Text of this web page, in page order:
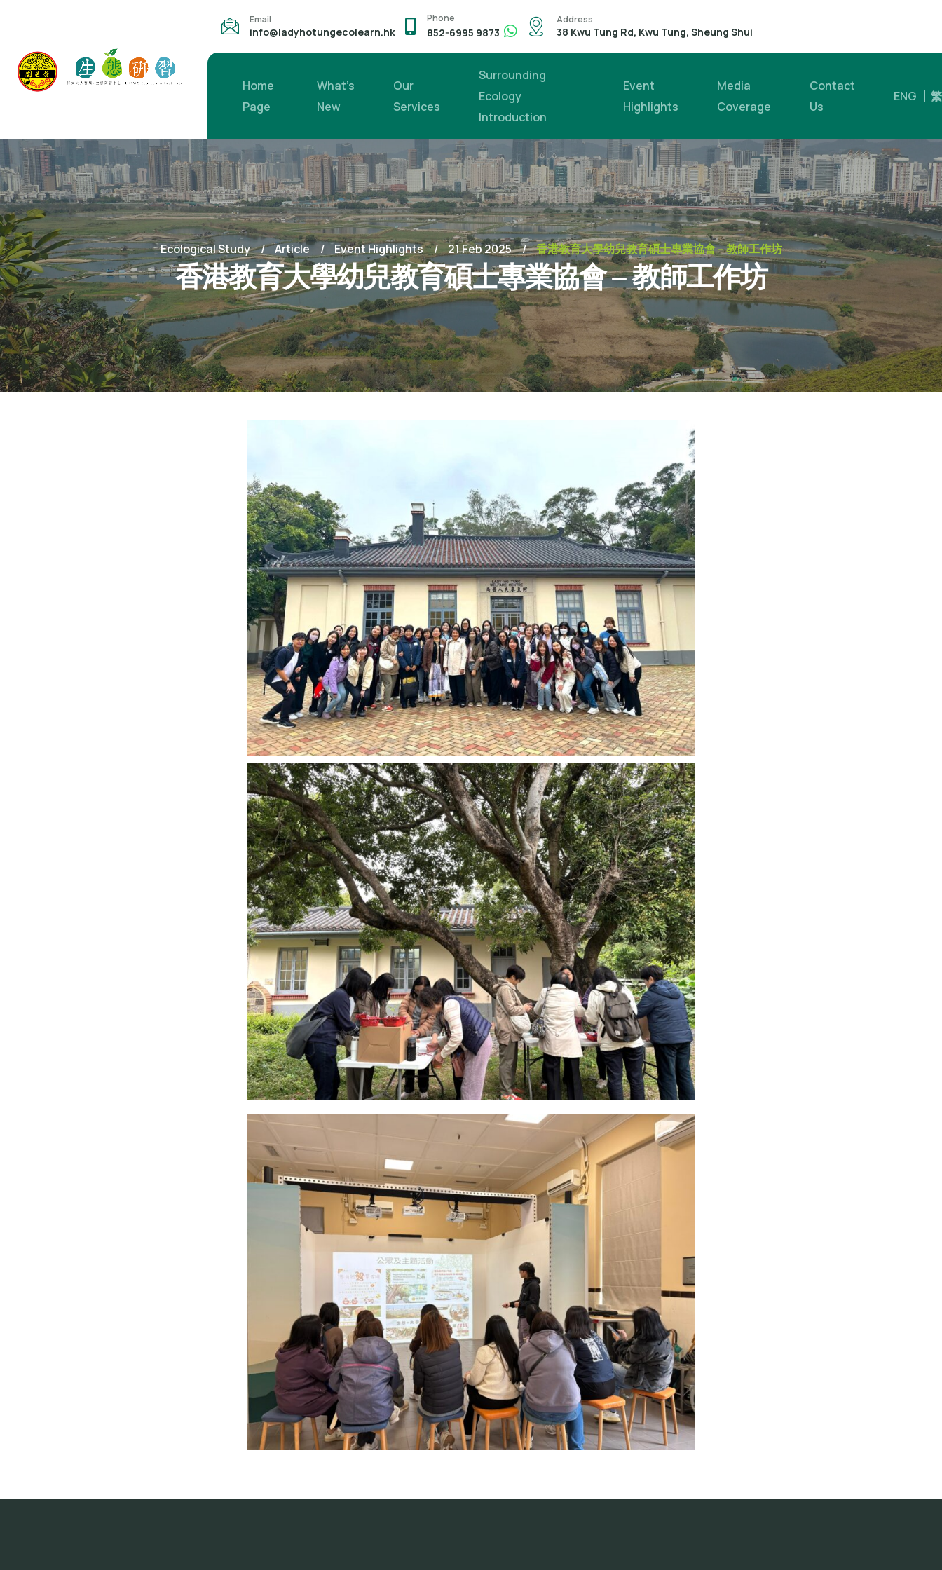
Email
info@ladyhotungecolearn.hk
Phone
852-6995 9873
Address
38 Kwu Tung Rd, Kwu Tung, Sheung Shui
Home
Page
What’s
New
Our
Services
Surrounding
Ecology
Introduction
Event
Highlights
Media
Coverage
Contact
Us
ENG 繁
Ecological Study Article Event Highlights 21 Feb 2025 香港教育大學幼兒教育碩士專業協會 – 教師工作坊
香港教育大學幼兒教育碩士專業協會 – 教師工作坊